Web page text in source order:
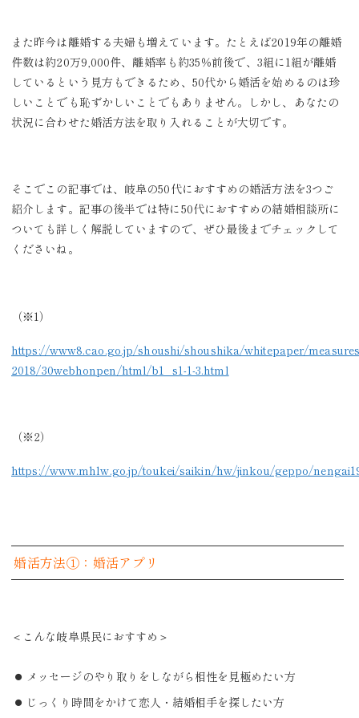
また昨今は離婚する夫婦も増えています。たとえば2019年の離婚
件数は約20万9,000件、離婚率も約35％前後で、3組に1組が離婚
しているという見方もできるため、50代から婚活を始めるのは珍
しいことでも恥ずかしいことでもありません。しかし、あなたの
状況に合わせた婚活方法を取り入れることが大切です。
そこでこの記事では、岐阜の50代におすすめの婚活方法を3つご
紹介します。記事の後半では特に50代におすすめの結婚相談所に
ついても詳しく解説していますので、ぜひ最後までチェックして
くださいね。
（※1）
https://www8.cao.go.jp/shoushi/shoushika/whitepaper/
2018/30webhonpen/html/b1_s1-1-3.html
（※2）
https://www.mhlw.go.jp/toukei/saikin/hw/jinkou/geppo/
婚活方法①：婚活アプリ
＜こんな岐阜県民におすすめ＞
メッセージのやり取りをしながら相性を見極めたい方
じっくり時間をかけて恋人・結婚相手を探したい方